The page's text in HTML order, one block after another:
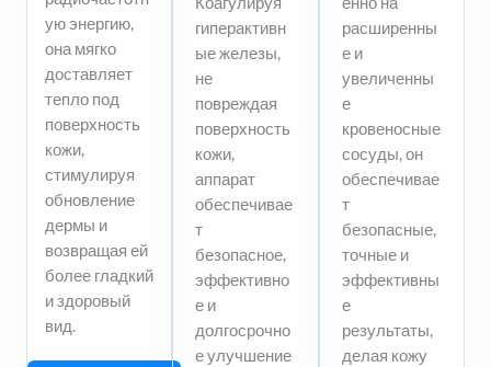
ую энергию,
она мягко
доставляет
тепло под
поверхность
кожи,
стимулируя
обновление
дермы и
возвращая ей
более гладкий
и здоровый
вид.
гиперактивн
ые железы,
не
повреждая
поверхность
кожи,
аппарат
обеспечивае
т
безопасное,
эффективно
е и
долгосрочно
е улучшение
расширенны
е и
увеличенны
е
кровеносные
сосуды, он
обеспечивае
т
безопасные,
точные и
эффективны
е
результаты,
делая кожу